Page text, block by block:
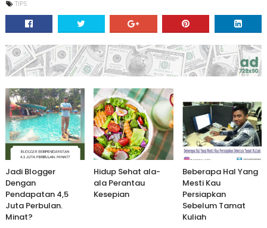
TIPS
Jadi Blogger
Dengan
Pendapatan 4,5
Juta Perbulan.
Minat?
Hidup Sehat ala-
ala Perantau
Kesepian
Beberapa Hal Yang
Mesti Kau
Persiapkan
Sebelum Tamat
Kuliah